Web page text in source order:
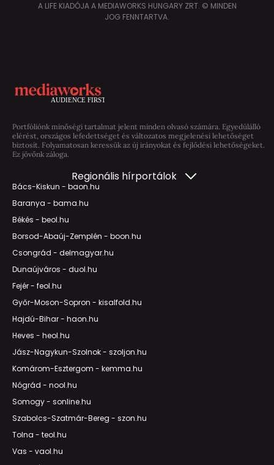
A LIFE KIADÓJA A MEDIAWORKS HUNGARY ZRT. © MINDEN
JOG FENNTARTVA.
Portfóliónk minőségi tartalmat jelent minden olvasó számára. Egyedülálló
elérést, országos lefedettséget és változatos megjelenési lehetőséget
biztosít. Folyamatosan keressük az új irányokat és fejlődési lehetőségeket.
Ez jövőnk záloga.
Regionális hírportálok
Bács-Kiskun - baon.hu
Baranya - bama.hu
Békés - beol.hu
Borsod-Abaúj-Zemplén - boon.hu
Csongrád - delmagyar.hu
Dunaújváros - duol.hu
Fejér - feol.hu
Győr-Moson-Sopron - kisalfold.hu
Hajdú-Bihar - haon.hu
Heves - heol.hu
Jász-Nagykun-Szolnok - szoljon.hu
Komárom-Esztergom - kemma.hu
Nógrád - nool.hu
Somogy - sonline.hu
Szabolcs-Szatmár-Bereg - szon.hu
Tolna - teol.hu
Vas - vaol.hu